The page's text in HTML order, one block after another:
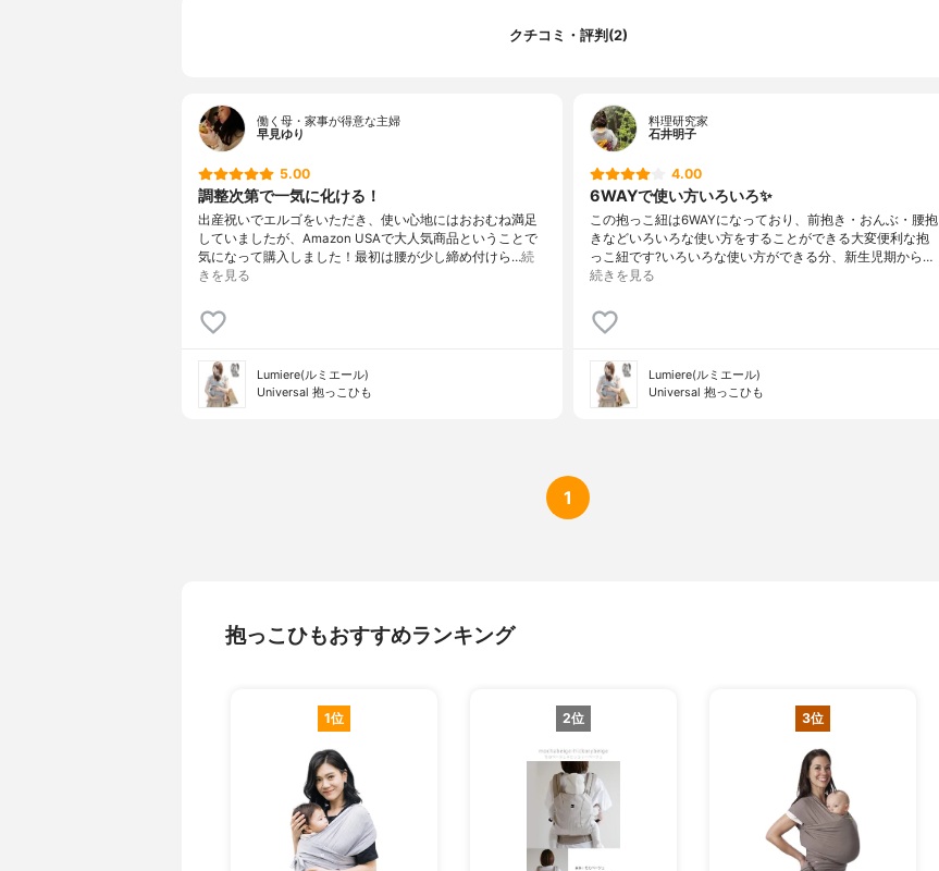
クチコミ・評判(2)
働く母・家事が得意な主婦
早見ゆり
5.00
調整次第で一気に化ける！
出産祝いでエルゴをいただき、使い心地にはおおむね満足
していましたが、Amazon USAで大人気商品ということで
気になって購入しました！最初は腰が少し締め付けら…続
きを見る
Lumiere(ルミエール)
Universal 抱っこひも
料理研究家
石井明子
4.00
6WAYで使い方いろいろ✨
この抱っこ紐は6WAYになっており、前抱き・おんぶ・腰抱
きなどいろいろな使い方をすることができる大変便利な抱
っこ紐です?いろいろな使い方ができる分、新生児期から…
続きを見る
Lumiere(ルミエール)
Universal 抱っこひも
1
抱っこひもおすすめランキング
1位 2位 3位